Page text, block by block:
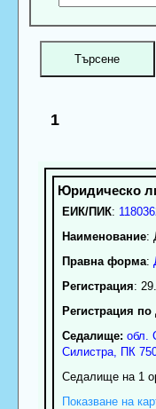
1
ЕИК/ПИК:
Наименование:
Правна форма:
Регистрация:
Регистрация
Седалище: обл.
Силистра, ПК
Седалище на 1
Показване на